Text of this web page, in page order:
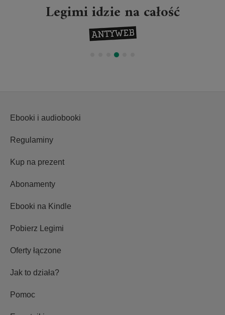
Legimi idzie na całość
Ebooki i audiobooki
Regulaminy
Kup na prezent
Abonamenty
Ebooki na Kindle
Pobierz Legimi
Oferty łączone
Jak to działa?
Pomoc